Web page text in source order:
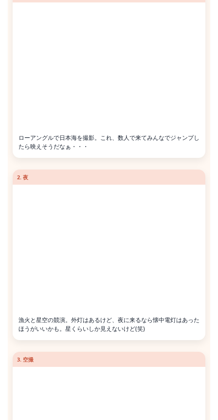
ローアングルで日本海を撮影。これ、数人で来てみんなでジャンプし
たら映えそうだなぁ・・・
2. 夜
漁火と星空の競演。外灯はあるけど、夜に来るなら懐中電灯はあった
ほうがいいかも。星くらいしか見えないけど(笑)
3. 空撮